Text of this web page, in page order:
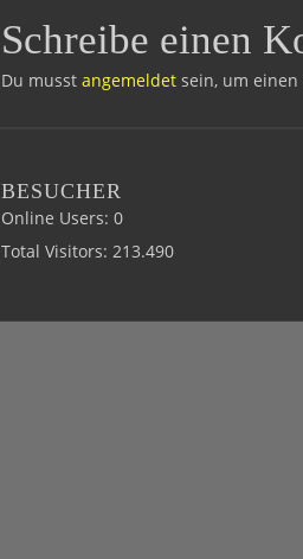
Schreibe einen
Du musst angemeldet sein, um
BESUCHER
Online Users: 0
Total Visitors: 213.490